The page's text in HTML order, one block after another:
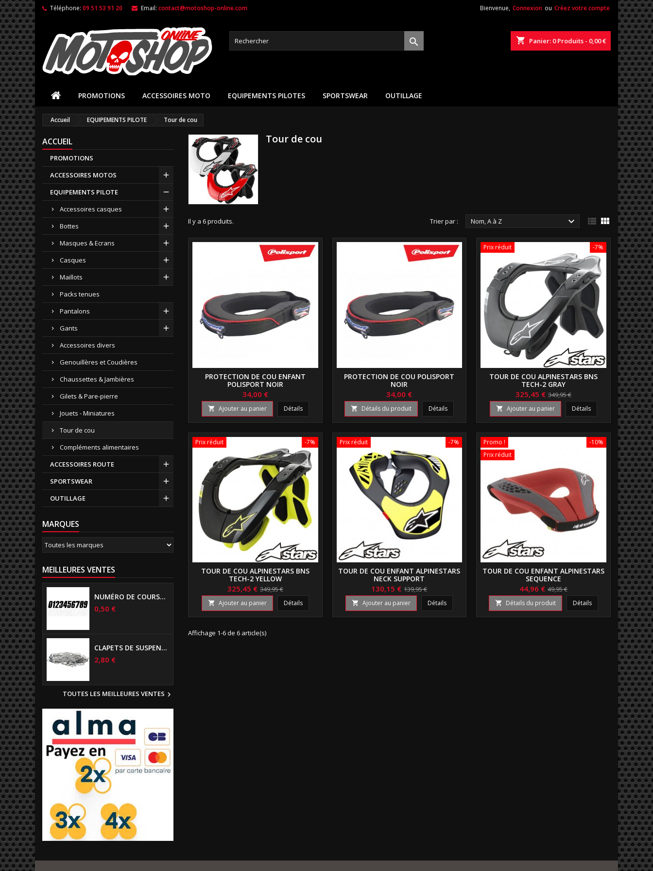
Téléphone: 09 51 53 91 20 Email: contact@motoshop-online.com Bienvenue, Connexion ou Créez votre compte
shopping_cart Panier: 0Produits - 0,00 €

PROMOTIONS ACCESSOIRES MOTO EQUIPEMENTS PILOTES SPORTSWEAR OUTILLAGE
Accueil EQUIPEMENTS PILOTE Tour de cou
ACCUEIL
PROMOTIONS
ACCESSOIRES MOTOS
EQUIPEMENTS PILOTE
Accessoires casques
Bottes
Masques & Ecrans
Casques
Maillots
Packs tenues
Pantalons
Gants
Accessoires divers
Genouillères et Coudières
Chaussettes & Jambières
Gilets & Pare-pierre
Jouets - Miniatures
Tour de cou
Compléments alimentaires
ACCESSOIRES ROUTE
SPORTSWEAR
OUTILLAGE
MARQUES
MEILLEURES VENTES
NUMÉRO DE COURSE US 17 CM NOIR
0,50 €
CLAPETS DE SUSPENSIONS DIAMÈTRE 6MM
2,80 €
TOUTES LES MEILLEURES VENTES 
Tour de cou
Il y a 6 produits. Trier par : Nom, A à Z   
PROTECTION DE COU ENFANT
POLISPORT NOIR
34,00 €
 Ajouter au panier Détails
PROTECTION DE COU POLISPORT
NOIR
34,00 €
 Détails du produit Détails
-7%
Prix réduit
TOUR DE COU ALPINESTARS BNS
TECH-2 GRAY
325,45 € 349,95 €
 Ajouter au panier Détails
-7%
Prix réduit
TOUR DE COU ALPINESTARS BNS
TECH-2 YELLOW
325,45 € 349,95 €
 Ajouter au panier Détails
-7%
Prix réduit
TOUR DE COU ENFANT ALPINESTARS
NECK SUPPORT
130,15 € 139,95 €
 Ajouter au panier Détails
-10%
Promo !
Prix réduit
TOUR DE COU ENFANT ALPINESTARS
SEQUENCE
44,96 € 49,95 €
 Détails du produit Détails
Affichage 1-6 de 6 article(s)